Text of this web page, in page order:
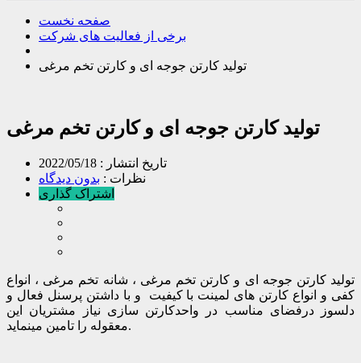
صفحه نخست
برخی از فعالیت های شرکت
تولید کارتن جوجه ای و کارتن تخم مرغی
تولید کارتن جوجه ای و کارتن تخم مرغی
تاریخ انتشار : 2022/05/18
نظرات : بدون دیدگاه
اشتراک گذاری
تولید کارتن جوجه ای و کارتن تخم مرغی ، شانه تخم مرغی ، انواع
کفی و انواع کارتن های لمینت با کیفیت و با داشتن پرسنل فعال و
دلسوز درفضای مناسب در واحدکارتن سازی نیاز مشتریان این
معقوله را تامین مینماید.